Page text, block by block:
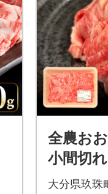
全農お
小間切
大分県玖珠